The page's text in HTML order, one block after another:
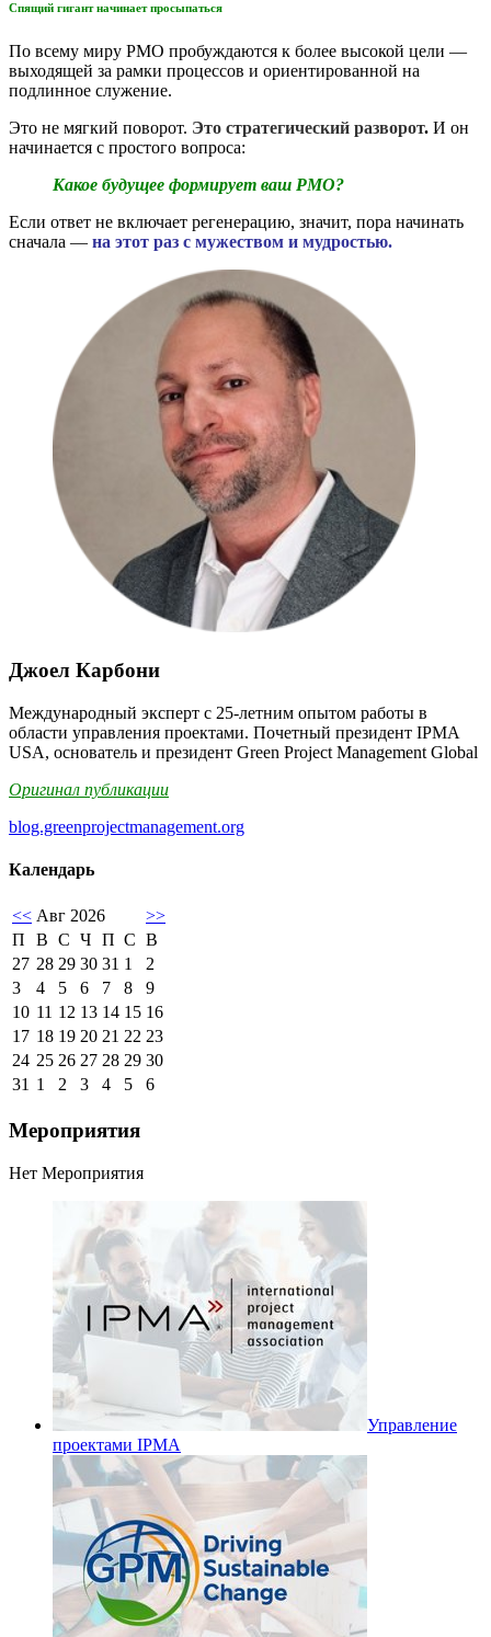
Спящий гигант начинает просыпаться
По всему миру PMO пробуждаются к более высокой цели —
выходящей за рамки процессов и ориентированной на
подлинное служение.
Это не мягкий поворот. Это стратегический разворот. И он
начинается с простого вопроса:
Какое будущее формирует ваш PMO?
Если ответ не включает регенерацию, значит, пора начинать
сначала — на этот раз с мужеством и мудростью.
Джоел Карбони
Международный эксперт с 25-летним опытом работы в
области управления проектами. Почетный президент IPMA
USA, основатель и президент Green Project Management Global
Оригинал публикации
blog.greenprojectmanagement.org
Календарь
<< Авг 2026
>>
П
В С Ч П С В
27 28 29 30 31 1
2
3
4 5 6 7 8
9
10 11 12 13 14 15 16
17 18 19 20 21 22 23
24 25 26 27 28 29 30
31 1 2 3 4 5 6
Мероприятия
Нет Мероприятия
Управление
проектами IPMA